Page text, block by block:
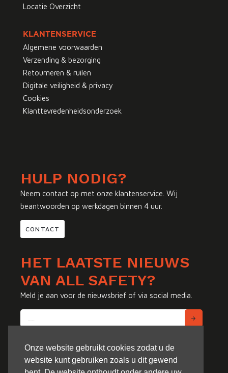
Onze website gebruikt cookies zodat u de
website kunt gebruiken zoals u dit gewend
Locatie Overzicht
KLANTENSERVICE
Algemene voorwaarden
Verzending & bezorging
Retourneren & ruilen
Digitale veiligheid & privacy
Cookies
Klanttevredenheidsonderzoek
HULP NODIG?
Neem contact op met onze klantenservice. Wij
beantwoorden op werkdagen binnen 4 uur.
CONTACT
HET LAATSTE NIEUWS
VAN ALL SAFETY?
Meld je aan voor de nieuwsbrief of via social media.